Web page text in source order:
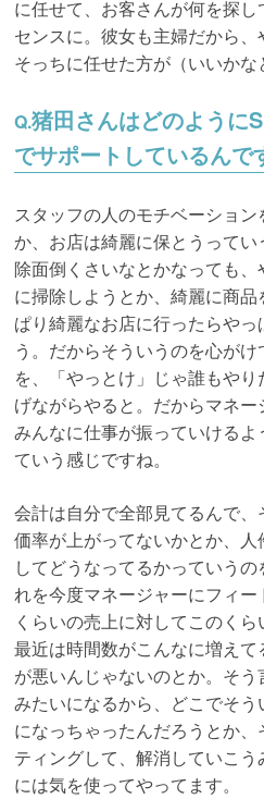
に任せて、お客さんが何を探
センスに。彼女も主婦だから
そっちに任せた方が（いいかな
Q.猪田さんはどのように
でサポートしているんで
スタッフの人のモチベーショ
か、お店は綺麗に保とうって
除面倒くさいなとかなっても
に掃除しようとか、綺麗に商
ぱり綺麗なお店に行ったらや
う。だからそういうのを心が
を、「やっとけ」じゃ誰もや
げながらやると。だからマネー
みんなに仕事が振っていける
ていう感じですね。
会計は自分で全部見てるんで
価率が上がってないかとか、
してどうなってるかっていう
れを今度マネージャーにフィ
くらいの売上に対してこのくら
最近は時間数がこんなに増え
が悪いんじゃないのとか。そ
みたいになるから、どこでそ
になっちゃったんだろうとか
ティングして、解消していこ
には気を使ってやってます。